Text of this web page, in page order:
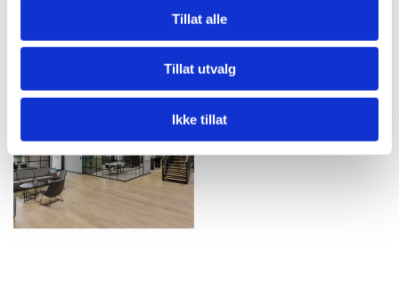
Tillat alle
Tillat utvalg
Ikke tillat